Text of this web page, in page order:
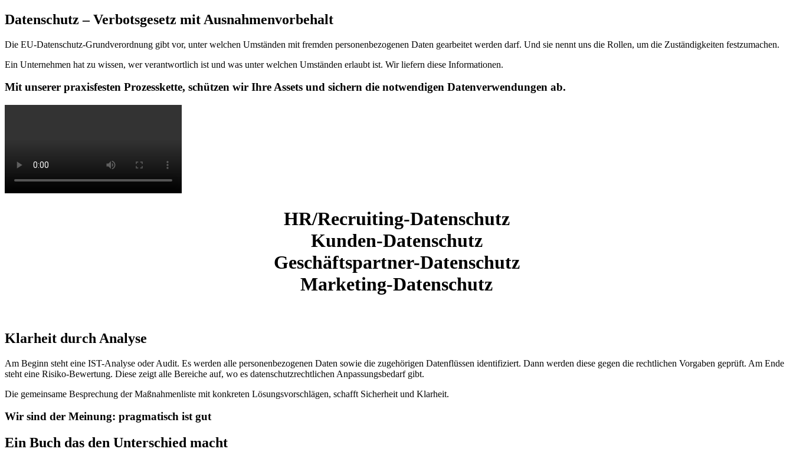
Datenschutz – Verbotsgesetz mit Ausnahmenvorbehalt
Die EU-Datenschutz-Grundverordnung gibt vor, unter welchen Umständen mit fremden personenbezogenen Daten gearbeitet werden darf. Und sie nennt uns die Rollen, um die Zuständigkeiten festzumachen.
Ein Unternehmen hat zu wissen, wer verantwortlich ist und was unter welchen Umständen erlaubt ist. Wir liefern diese Informationen.
Mit unserer praxisfesten Prozesskette, schützen wir Ihre Assets und sichern die notwendigen Datenverwendungen ab.
HR/Recruiting-Datenschutz
Kunden-Datenschutz
Geschäftspartner-Datenschutz
Marketing-Datenschutz
Klarheit durch Analyse
Am Beginn steht eine IST-Analyse oder Audit. Es werden alle personenbezogenen Daten sowie die zugehörigen Datenflüssen identifiziert. Dann werden diese gegen die rechtlichen Vorgaben geprüft. Am Ende
steht eine Risiko-Bewertung. Diese zeigt alle Bereiche auf, wo es datenschutzrechtlichen Anpassungsbedarf gibt.
Die gemeinsame Besprechung der Maßnahmenliste mit konkreten Lösungsvorschlägen, schafft Sicherheit und Klarheit.
Wir sind der Meinung: pragmatisch ist gut
Ein Buch das den Unterschied macht